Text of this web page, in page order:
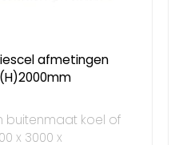
afmetingen
buitenmaat koel of
x 3000 x